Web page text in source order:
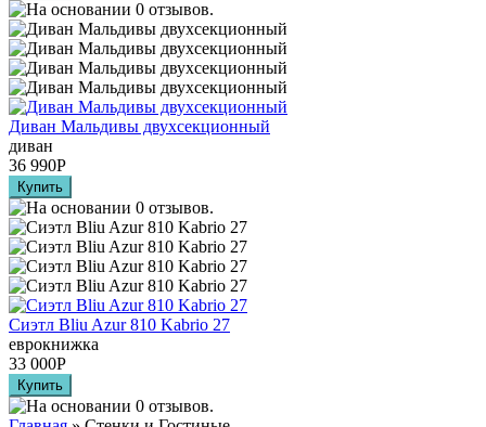
Диван Мальдивы двухсекционный
диван
36 990Р
Сиэтл Bliu Azur 810 Kabrio 27
еврокнижка
33 000Р